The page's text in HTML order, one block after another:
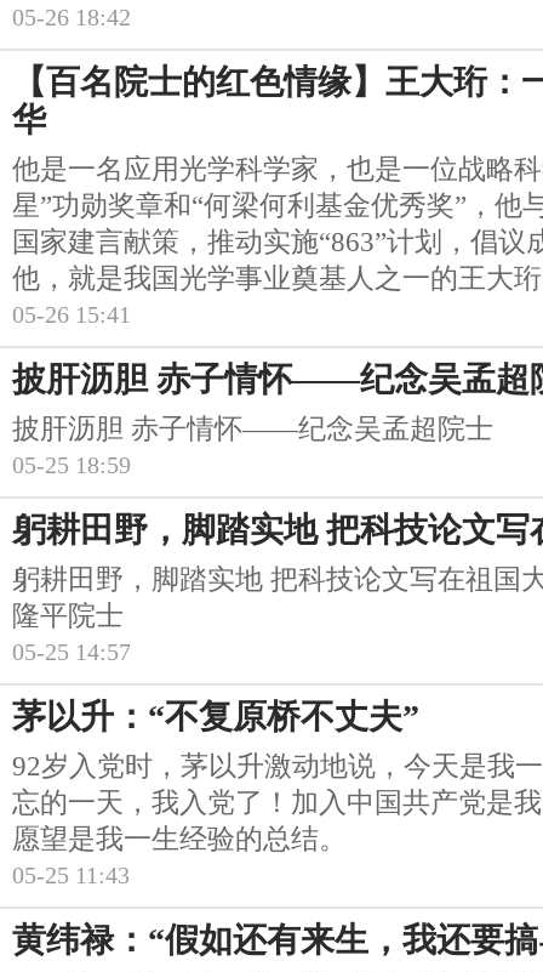
05-26 18:42
【百名院士的红色情缘】王大珩：
华
他是一名应用光学科学家，也是一位战略
星”功勋奖章和“何梁何利基金优秀奖”，他
国家建言献策，推动实施“863”计划，倡议
他，就是我国光学事业奠基人之一的王大
05-26 15:41
披肝沥胆 赤子情怀——纪念吴孟超
披肝沥胆 赤子情怀——纪念吴孟超院士
05-25 18:59
躬耕田野，脚踏实地 把科技论文写
躬耕田野，脚踏实地 把科技论文写在祖
隆平院士
05-25 14:57
茅以升：“不复原桥不丈夫”
92岁入党时，茅以升激动地说，今天是我
忘的一天，我入党了！加入中国共产党是
愿望是我一生经验的总结。
05-25 11:43
黄纬禄：“假如还有来生，我还要